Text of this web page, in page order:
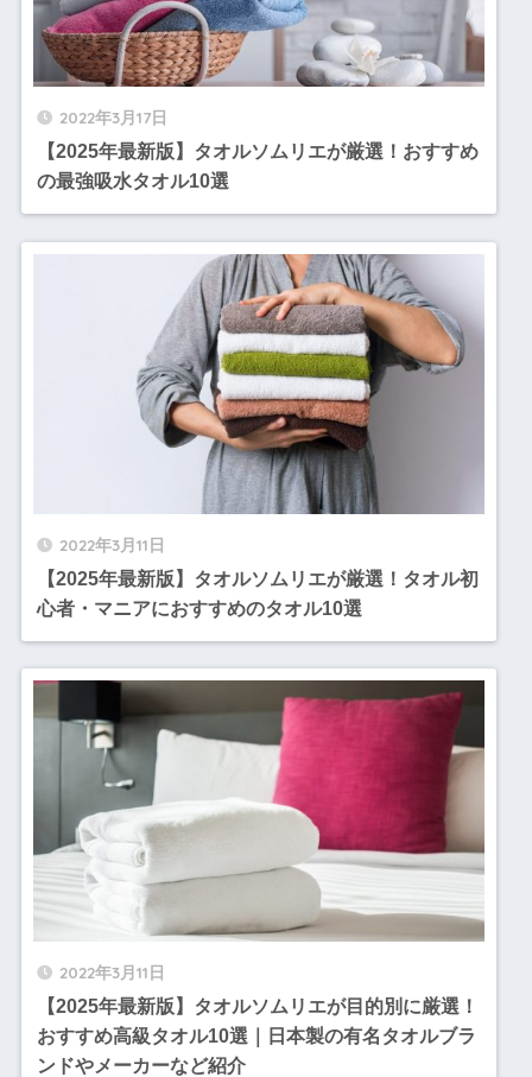
2022年3月17日
【2025年最新版】タオルソムリエが厳選！おすすめ
の最強吸水タオル10選
2022年3月11日
【2025年最新版】タオルソムリエが厳選！タオル初
心者・マニアにおすすめのタオル10選
2022年3月11日
【2025年最新版】タオルソムリエが目的別に厳選！
おすすめ高級タオル10選｜日本製の有名タオルブラ
ンドやメーカーなど紹介